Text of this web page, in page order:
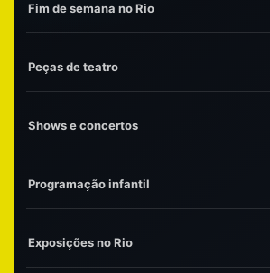
Fim de semana no Rio
Peças de teatro
Shows e concertos
Programação infantil
Exposições no Rio